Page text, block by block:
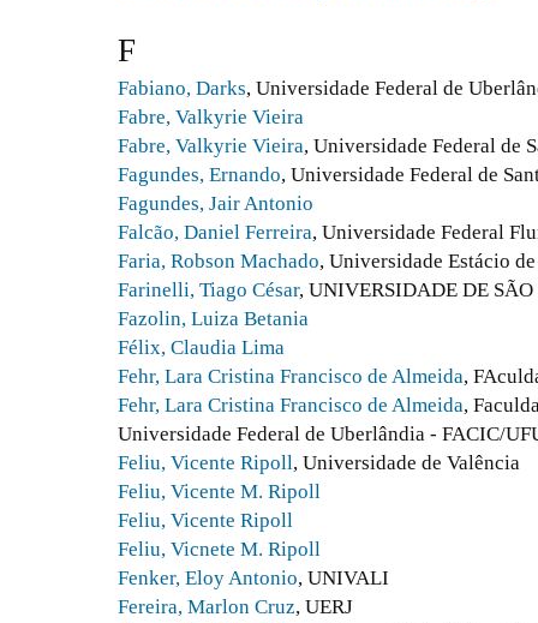
F
Fabiano, Darks, Universidade Federal de
Fabre, Valkyrie Vieira
Fabre, Valkyrie Vieira, Universidade Federal de
Fagundes, Ernando, Universidade Federal de
Fagundes, Jair Antonio
Falcão, Daniel Ferreira, Universidade Federal
Faria, Robson Machado, Universidade Estácio de
Farinelli, Tiago César, UNIVERSIDADE DE SÃO
Fazolin, Luiza Betania
Félix, Claudia Lima
Fehr, Lara Cristina Francisco de Almeida,
Fehr, Lara Cristina Francisco de Almeida,
Universidade Federal de Uberlândia - FACIC/
Feliu, Vicente Ripoll, Universidade de Valência
Feliu, Vicente M. Ripoll
Feliu, Vicente Ripoll
Feliu, Vicnete M. Ripoll
Fenker, Eloy Antonio, UNIVALI
Fereira, Marlon Cruz, UERJ